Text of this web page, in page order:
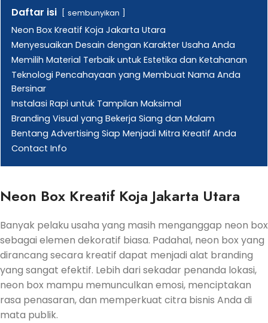
Daftar isi sembunyikan
Neon Box Kreatif Koja Jakarta Utara
Menyesuaikan Desain dengan Karakter Usaha Anda
Memilih Material Terbaik untuk Estetika dan Ketahanan
Teknologi Pencahayaan yang Membuat Nama Anda
Bersinar
Instalasi Rapi untuk Tampilan Maksimal
Branding Visual yang Bekerja Siang dan Malam
Bentang Advertising Siap Menjadi Mitra Kreatif Anda
Contact Info
Neon Box Kreatif Koja Jakarta Utara
Banyak pelaku usaha yang masih menganggap neon box
sebagai elemen dekoratif biasa. Padahal, neon box yang
dirancang secara kreatif dapat menjadi alat branding
yang sangat efektif. Lebih dari sekadar penanda lokasi,
neon box mampu memunculkan emosi, menciptakan
rasa penasaran, dan memperkuat citra bisnis Anda di
mata publik.